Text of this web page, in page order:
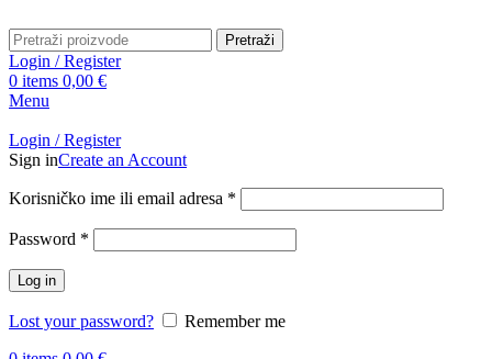
Pretraži
Login / Register
0 items 0,00 €
Menu
Login / Register
Sign inCreate an Account
Korisničko ime ili email adresa *
Password *
Log in
Lost your password?
Remember me